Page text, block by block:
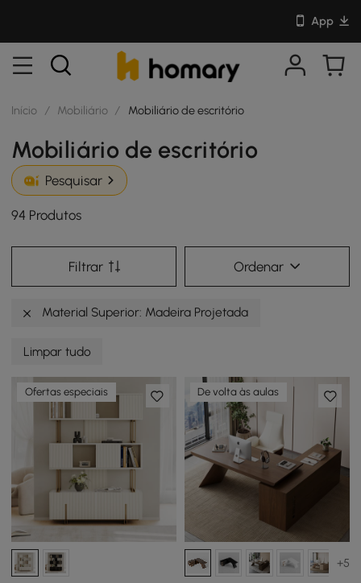
App
Início / Mobiliário / Mobiliário de escritório
Mobiliário de escritório
Pesquisar
94 Produtos
Filtrar Ordenar
Material Superior: Madeira Projetada
Limpar tudo
Ofertas especiais De volta às aulas
+5